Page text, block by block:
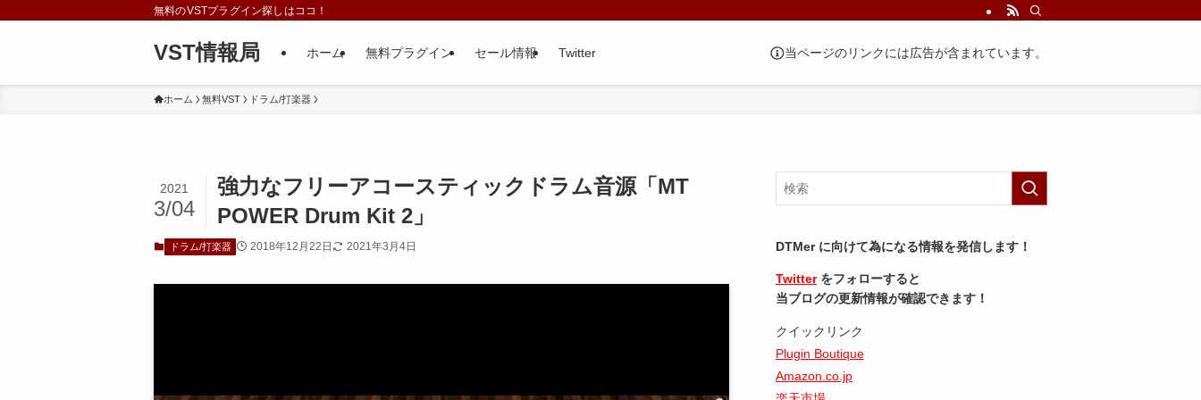
無料のVSTプラグイン探しはココ！
VST情報局 ホーム 無料プラグイン セール情報 Twitter 当ページのリンクには広告が含まれています。
ホーム 無料VST ドラム/打楽器
強力なフリーアコースティックドラム音源「MT
POWER Drum Kit 2」
2021
3/04
ドラム/打楽器 2018年12月22日 2021年3月4日 DTMer に向けて為になる情報を発信します！
Twitter をフォローすると
当ブログの更新情報が確認できます！
クイックリンク
Plugin Boutique
Amazon.co.jp